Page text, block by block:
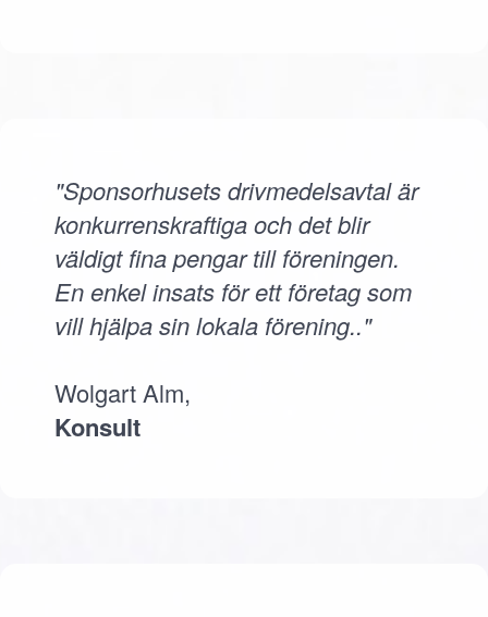
"Sponsorhusets drivmedelsavtal är
konkurrenskraftiga och det blir
väldigt fina pengar till föreningen.
En enkel insats för ett företag som
vill hjälpa sin lokala förening.."
Wolgart Alm,
Konsult